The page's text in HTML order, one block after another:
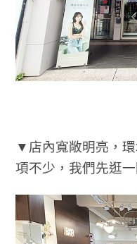
▼店內寬敞明亮，
項不少，我們先逛